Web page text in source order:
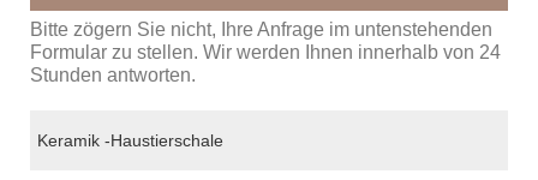
Bitte zögern Sie nicht, Ihre Anfrage im untenstehenden
Formular zu stellen. Wir werden Ihnen innerhalb von 24
Stunden antworten.